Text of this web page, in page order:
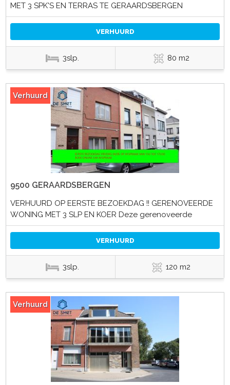
MET 3 SPK'S EN TERRAS TE GERAARDSBERGEN
VERHUURD
3slp. 80 m2
Verhuurd
9500 GERAARDSBERGEN
VERHUURD OP EERSTE BEZOEKDAG !! GERENOVEERDE
WONING MET 3 SLP EN KOER Deze gerenoveerde
VERHUURD
3slp. 120 m2
Verhuurd